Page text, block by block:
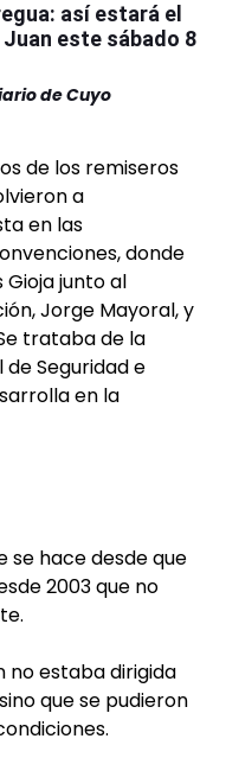
así estará el
este sábado 8
de Cuyo
de los remiseros
a
en las
donde
junto al
Jorge Mayoral, y
trataba de la
Seguridad e
en la
se hace desde que
2003 que no
no estaba dirigida
que se pudieron